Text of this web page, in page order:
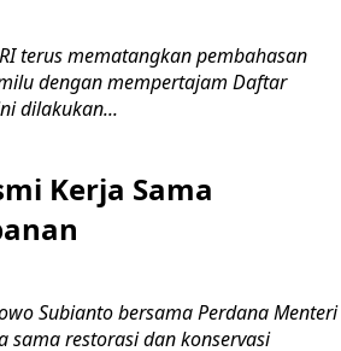
RI terus mematangkan pembahasan
dengan mempertajam Daftar
dilakukan...
Kerja Sama
Subianto bersama Perdana Menteri
sama restorasi dan konservasi